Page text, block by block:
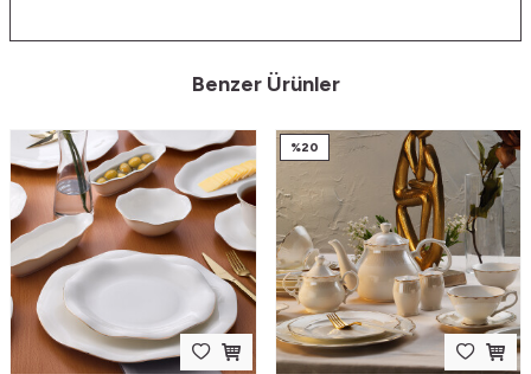
Benzer Ürünler
%20